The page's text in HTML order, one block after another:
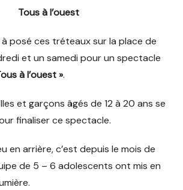
Tous à l’ouest
posé ces tréteaux sur la place de
et un samedi pour un spectacle
à l’ouest ».
et garçons âgés de 12 à 20 ans se
finaliser ce spectacle.
en arrière, c’est depuis le mois de
de 5 – 6 adolescents ont mis en